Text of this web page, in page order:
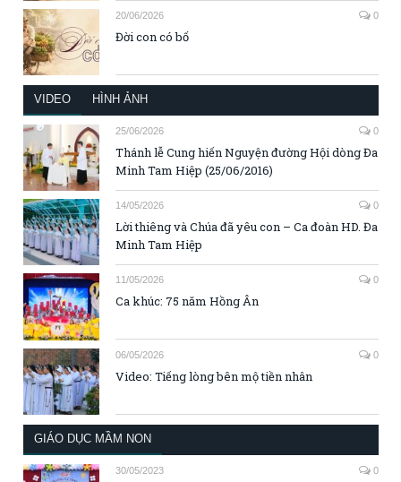
20/06/2026 0
Đời con có bố
VIDEO HÌNH ẢNH
25/06/2026 0
Thánh lễ Cung hiến Nguyện đường Hội dòng Đa
Minh Tam Hiệp (25/06/2016)
14/05/2026 0
Lời thiêng và Chúa đã yêu con – Ca đoàn HD. Đa
Minh Tam Hiệp
11/05/2026 0
Ca khúc: 75 năm Hồng Ân
06/05/2026 0
Video: Tiếng lòng bên mộ tiền nhân
GIÁO DỤC MẦM NON
30/05/2023 0